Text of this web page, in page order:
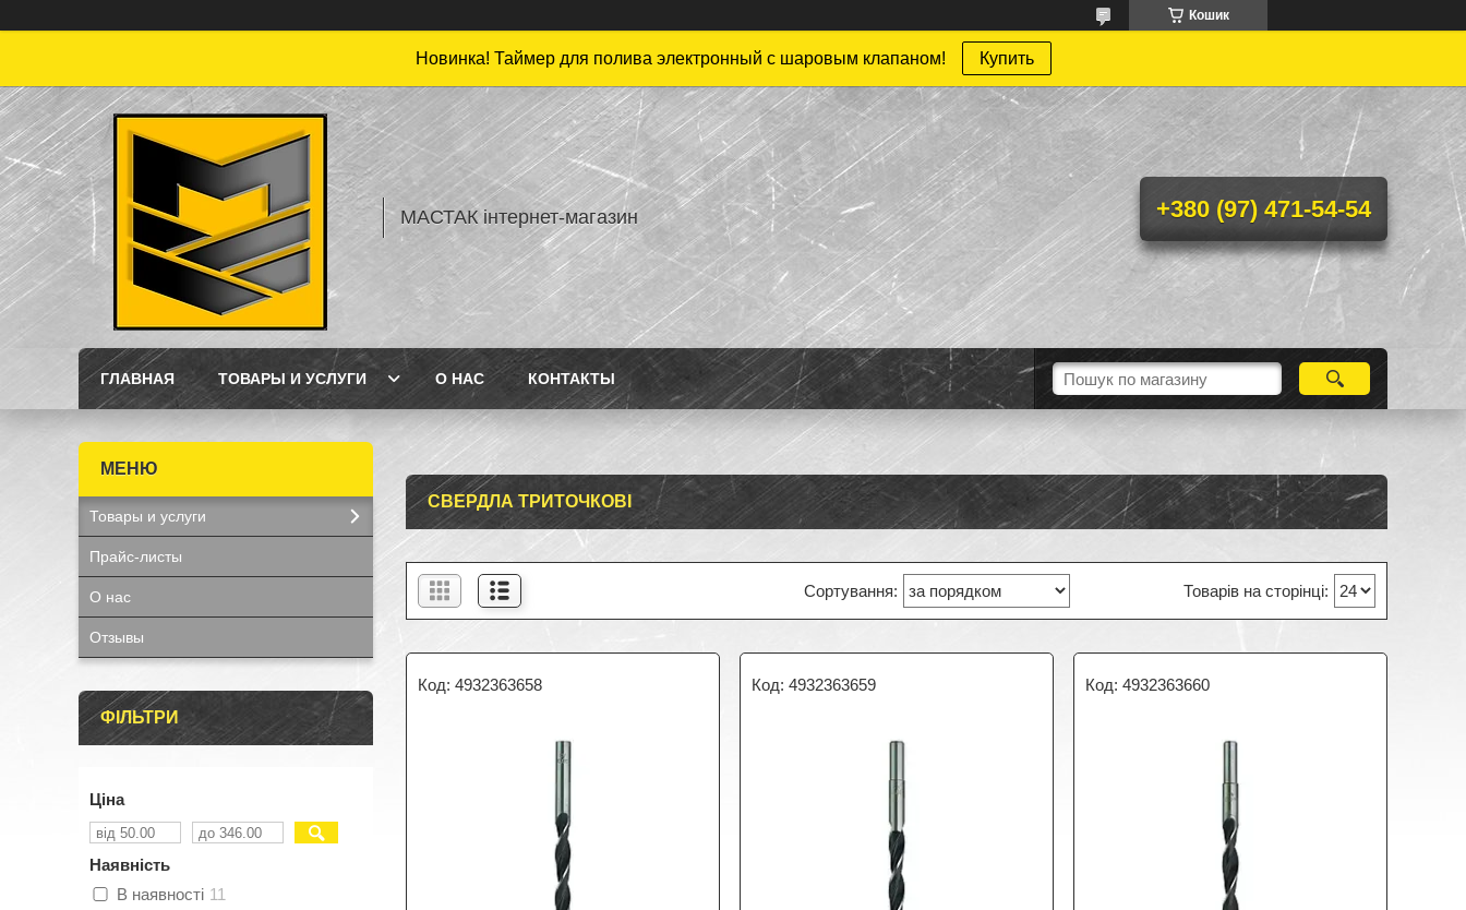
Кошик
Новинка! Таймер для полива электронный с шаровым клапаном! Купить
МАСТАК інтернет-магазин +380 (97) 471-54-54
ГЛАВНАЯ ТОВАРЫ И УСЛУГИ О НАС КОНТАКТЫ
СВЕРДЛА ТРИТОЧКОВІ
4932363658 4932363659 4932363660
Товары и услуги
Прайс-листы
О нас
Отзывы
ФІЛЬТРИ
Ціна
Наявність
В наявності 11